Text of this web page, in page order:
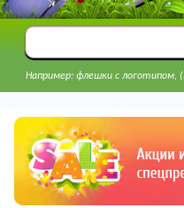
Например: флешки с логотипом,